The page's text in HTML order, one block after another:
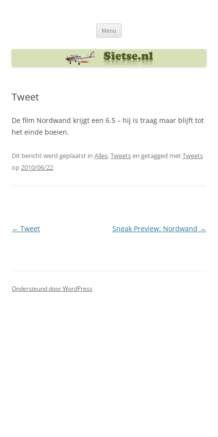
Menu
Tweet
De film Nordwand krijgt een 6.5 – hij is traag maar blijft tot
het einde boeien.
Dit bericht werd geplaatst in Alles,Tweetsen getagged metTweets
op2010/06/22.
Berichtnavigatie
← Tweet Sneak Preview: Nordwand →
Ondersteund door WordPress